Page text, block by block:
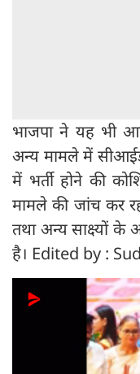
भाजपा ने यह भी
अन्य मामले में
में भर्ती होने की
मामले की जांच कर
तथा अन्य साक्ष्यों के
है। Edited by :